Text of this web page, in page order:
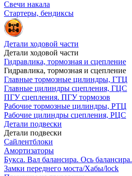
Свечи накала
Стартеры, бендиксы
Детали ходовой части
Детали ходовой части
Гидравлика, тормозная и сцепление
Гидравлика, тормозная и сцепление
Главные тормозные цилиндры, ГТЦ
Главные цилиндры сцепления, ГЦС
ПГУ сцепления. ПГУ тормозов
Рабочие тормозные цилиндры, РТЦ
Рабочие цилиндры сцепления, РЦС
Детали подвески
Детали подвески
Cайлентблоки
Амортизаторы
Букса. Вал балансира. Ось балансира.
Замки переднего моста/Хабы/lock